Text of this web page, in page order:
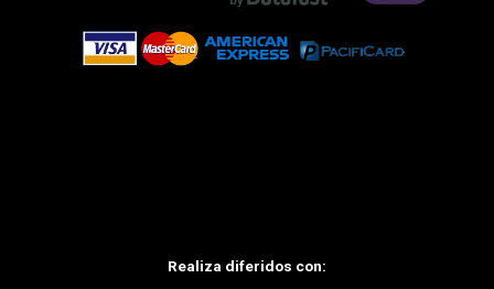
Realiza diferidos con: